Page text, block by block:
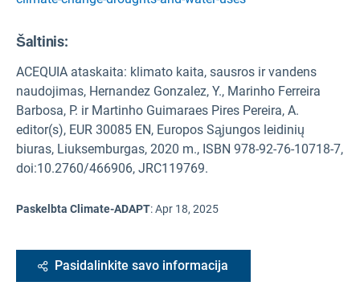
Šaltinis:
ACEQUIA ataskaita: klimato kaita, sausros ir vandens
naudojimas, Hernandez Gonzalez, Y., Marinho Ferreira
Barbosa, P. ir Martinho Guimaraes Pires Pereira, A.
editor(s), EUR 30085 EN, Europos Sąjungos leidinių
biuras, Liuksemburgas, 2020 m., ISBN 978-92-76-10718-7,
doi:10.2760/466906, JRC119769.
Paskelbta Climate-ADAPT:Apr 18, 2025
Pasidalinkite savo informacija